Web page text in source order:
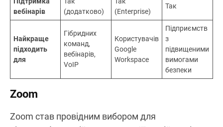
VoIP дзвінки
Так (Zoom
Phone)
Тільки набір
номеру
Так (Webex
я екрана
Так Так Так
Групові
(Breakout
Rooms)
Так
вебінарів
(додатково)
(Enterprise)